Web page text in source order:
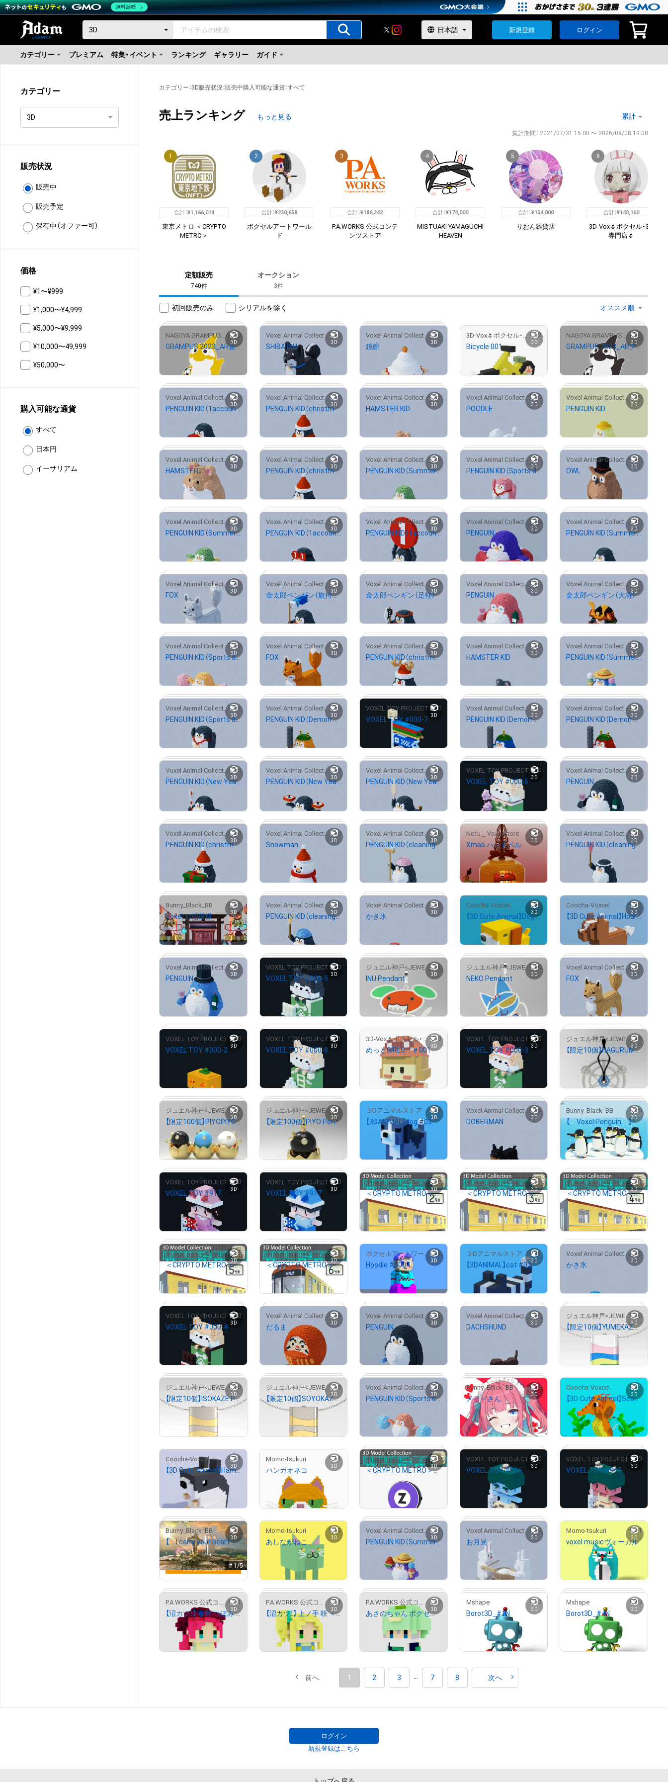
新規登録 ログイン
カテゴリー プレミアム 特集・イベント ランキング ギャラリー ガイド
カテゴリー
販売状況
販売中
販売予定
保有中（オファー可）
価格
¥1〜¥999
¥1,000〜¥4,999
¥5,000〜¥9,999
¥10,000〜49,999
¥50,000〜
購入可能な通貨
すべて
日本円
イーサリアム
カテゴリー ：3D販売状況：販売中購入可能な通貨：すべて
売上ランキング もっと見る
集計期間： 2021/07/31 15:00 〜 2026/08/08 19:00
1
合計：¥1,166,014
東京メトロ ＜CRYPTO
METRO＞
2
合計：¥230,658
ボクセルアートワール
ド
3
合計：¥186,342
P.A.WORKS 公式コンテ
ンツストア
4
合計：¥174,000
MISTUAKI YAMAGUCHI
HEAVEN
5
合計：¥154,000
りおん雑貨店
6
合計：¥148,160
3D-Vox🌷ボクセル・3D
専門店🌷
定額販売
740件
オークション
3件
初回販売のみ シリアルを除く
# 91/758
3D
NAGOYA GRAMPUS NFT COLLECTION 0
GRAMPUS 2023_AR金鯱グランパスくん
2,000
# 14/20
3D
Voxel Animal Collection 0
SHIBA INU
500
# 7/100
3D
Voxel Animal Collection 0
鏡餅
3D
3D-Vox🌷ボクセル・3D専門店🌷 2
Bicycle 001
# 12989/32000
3D
NAGOYA GRAMPUS NFT COLLECTION 0
GRAMPUS 2023_ARグランパスくん
1,000
# 295/3333
3D
Voxel Animal Collection 0
PENGUIN KID（1account typeA）
# 40/100
3D
Voxel Animal Collection 0
PENGUIN KID（christmas style）
# 6/20
3D
Voxel Animal Collection 0
HAMSTER KID
# 40/1000
3D
Voxel Animal Collection 0
POODLE
# 3/100
3D
Voxel Animal Collection 0
PENGUIN KID
# 3/100
3D
Voxel Animal Collection 0
HAMSTER
500
# 65/100
3D
Voxel Animal Collection 0
PENGUIN KID（christmas style）
# 6/50
3D
Voxel Animal Collection 0
PENGUIN KID（Summer style）
# 13/20
3D
Voxel Animal Collection 0
PENGUIN KID（Sports day style）
# 8/100
3D
Voxel Animal Collection 0
OWL
# 4/50
3D
Voxel Animal Collection 0
PENGUIN KID（Summer style）
# 172/3333
3D
Voxel Animal Collection 0
PENGUIN KID（1account typeC）
# 670/3334
3D
Voxel Animal Collection 0
PENGUIN KID（1account typeB）
# 1/100
3D
Voxel Animal Collection 0
PENGUIN
500
# 14/20
3D
Voxel Animal Collection 0
PENGUIN KID（Summer style）
# 20/100
3D
Voxel Animal Collection 0
FOX
# 49/200
3D
Voxel Animal Collection 0
金太郎ペンギン（旗持ち）
# 46/200
3D
Voxel Animal Collection 0
金太郎ペンギン（足軽）
# 5/100
3D
Voxel Animal Collection 0
PENGUIN
500
# 67/200
3D
Voxel Animal Collection 0
金太郎ペンギン（大将）
# 5/100
3D
Voxel Animal Collection 0
PENGUIN KID（Sports day style）
# 11/100
3D
Voxel Animal Collection 0
FOX
500
# 34/100
3D
Voxel Animal Collection 0
PENGUIN KID（christmas style）
# 18/20
3D
Voxel Animal Collection 0
HAMSTER KID
# 5/20
3D
Voxel Animal Collection 0
PENGUIN KID（Summer style）
1,000
# 19/20
3D
Voxel Animal Collection 1
PENGUIN KID（Sports day style）
# 20/100
3D
Voxel Animal Collection 0
PENGUIN KID（Demon style）
# 34/428
3D
VOXEL TOY PROJECT 0
VOXEL TOY #000-7
# 92/100
3D
Voxel Animal Collection 0
PENGUIN KID（Demon style）
# 12/100
3D
Voxel Animal Collection 0
PENGUIN KID（Demon style）
# 58/100
3D
Voxel Animal Collection 0
PENGUIN KID（New Year style）
# 4/100
3D
Voxel Animal Collection 0
PENGUIN KID（New Year style）
500
# 46/100
3D
Voxel Animal Collection 0
PENGUIN KID（New Year style）
# 12/428
3D
VOXEL TOY PROJECT 0
VOXEL TOY #000-6
500
SET 2
# 10/100
3D
Voxel Animal Collection 0
PENGUIN
セット価格 ¥500
# 42/100
3D
Voxel Animal Collection 0
PENGUIN KID（christmas style）
# 41/100
3D
Voxel Animal Collection 0
Snowman
# 9/100
3D
Voxel Animal Collection 0
PENGUIN KID（cleaning style）
# 2/5
3D
Nofu＿VoxelStore 0
Xmas ハンドベル
3,000
売出し（初回販売）
# 27/100
3D
Voxel Animal Collection 0
PENGUIN KID（cleaning style）
# 4/5
3D
Bunny_Black_BB 0
Voxel:お稲荷様
¥2,000
# 3/100
3D
Voxel Animal Collection 0
PENGUIN KID（cleaning style）
# 8/100
3D
Voxel Animal Collection 0
かき氷
3D
Coocha-Voxcel 1
【3D Cute Animal】Dog #5
2,000
3D
Coocha-Voxcel 1
【3D Cute Animal】Hourse #2
2,000
# 1/100
3D
Voxel Animal Collection 0
PENGUIN
500
# 75/428
3D
VOXEL TOY PROJECT 0
VOXEL TOY #000-5
# 1/100
3D
ジュエル神戸<JEWEL KOBE> 0
INU Pendant
¥500
売出し（初回販売）
# 1/100
3D
ジュエル神戸<JEWEL KOBE> 0
NEKO Pendant
500
売出し（初回販売）
# 5/100
3D
Voxel Animal Collection 0
FOX
500
# 12/428
3D
VOXEL TOY PROJECT 0
VOXEL TOY #000-2
# 27/428
3D
VOXEL TOY PROJECT 1
VOXEL TOY #000-8
3D
3D-Vox🌷ボクセル・3D専門店🌷 3
めっとGIRLS ＃001
19,800
# 2/428
3D
VOXEL TOY PROJECT 0
VOXEL TOY #000-3
# 2/10
3D
ジュエル神戸<JEWEL KOBE> 1
【限定10個】HAGURUMA Pendant
5,000
売出し（初回販売）
# 2/100
3D
ジュエル神戸<JEWEL KOBE> 1
【限定100個】PIYOPIYOPIYO Pendant
1,000
売出し（初回販売）
# 2/100
3D
ジュエル神戸<JEWEL KOBE> 2
【限定100個】PIYO Pendant
1,000
売出し（初回販売）
3D
３Dアニマルストア 7
【3DANIMAL】dog #03
28,000
# 162/1000
3D
Voxel Animal Collection 0
DOBERMAN
# 3/5
3D
Bunny_Black_BB 0
【 Voxel:Penguin 】
¥2,000
売出し（初回販売）
# 1/5
3D
VOXEL TOY PROJECT 0
VOXEL TOY #917
1,500
売出し（初回販売）
# 1/5
3D
VOXEL TOY PROJECT 0
VOXEL TOY #917
1,500
売出し（初回販売）
# 200/200
3D
東京メトロ ＜CRYPTO METRO＞ 1
＜CRYPTO METRO＞1000系3DモデリングNFT 標準車「2号車」ver
2,000
# 200/200
3D
東京メトロ ＜CRYPTO METRO＞ 1
＜CRYPTO METRO＞1000系3DモデリングNFT 標準車「3号車」ver
2,000
# 200/200
3D
東京メトロ ＜CRYPTO METRO＞ 1
＜CRYPTO METRO＞1000系3DモデリングNFT 標準車「4号車」ver
2,000
# 200/200
3D
東京メトロ ＜CRYPTO METRO＞ 1
＜CRYPTO METRO＞1000系3DモデリングNFT 標準車「5号車」ver
2,000
# 200/200
3D
東京メトロ ＜CRYPTO METRO＞ 1
＜CRYPTO METRO＞1000系3DモデリングNFT 標準車「6号車」ver
4,000
3D
ボクセルアートワールド 0
Hoodie #0004
32,800
3D
３Dアニマルストア 11
【3DANIMAL】cat #02
28,000
# 4/100
3D
Voxel Animal Collection 0
かき氷
# 23/428
3D
VOXEL TOY PROJECT 0
VOXEL TOY #000-4
# 30/100
3D
Voxel Animal Collection 0
だるま
# 26/100
3D
Voxel Animal Collection 0
PENGUIN
1,000
# 205/1000
3D
Voxel Animal Collection 0
DACHSHUND
# 2/10
3D
ジュエル神戸<JEWEL KOBE> 0
【限定10個】YUMEKAZE Pendant Necklace
5,000
売出し（初回販売）
# 2/10
3D
ジュエル神戸<JEWEL KOBE> 0
【限定10個】ISOKAZE Pendant Necklace
5,000
売出し（初回販売）
# 2/10
3D
ジュエル神戸<JEWEL KOBE> 0
【限定10個】SOYOKAZE Pendant Necklace
5,000
売出し（初回販売）
# 3/100
3D
Voxel Animal Collection 0
PENGUIN KID（Sports day style）
3D
Bunny_Black_BB 0
メイドさん
¥2,000
売出し（初回販売）
3D
Coocha-Voxcel 4
【3D Cute Animal】Seahorse #1
¥500
売出し（初回販売）
3D
Coocha-Voxcel 1
【3D Cute Animal】Hamster #4
500
売出し（初回販売）
3D
Momo-tsukuri 1
ハンガオネコ
1,500
# 173/200
3D
東京メトロ ＜CRYPTO METRO＞ 0
＜CRYPTO METRO＞路線マークモデリング_半蔵門線NFT
# 2/5
3D
VOXEL TOY PROJECT 0
VOXEL TOY #916
1,500
売出し（初回販売）
# 2/5
3D
VOXEL TOY PROJECT 0
VOXEL TOY #915
1,500
売出し（初回販売）
# 1/5
3D
Bunny_Black_BB 1
【 I carry your heart with me 】
¥1,000
売出し（初回販売）
3D
Momo-tsukuri 3
あしながねこ
# 5/20
3D
Voxel Animal Collection 1
PENGUIN KID（Summer style）
# 47/50
3D
Voxel Animal Collection 0
お月見
500
3D
Momo-tsukuri 1
voxel musicヴォーカル
1,000
3D
P.A.WORKS 公式コンテンツストア 1
【沼カツ！】 春野 つぼみ ＜ボクセルアート＞
10,000
3D
P.A.WORKS 公式コンテンツストア 1
【沼カツ！】 上ノ手 咲 ＜ボクセルアート＞
10,000
# 2/3
3D
P.A.WORKS 公式コンテンツストア 1
あさのちゃん ボクセルアート
3D
Mshape 2
Borot3D_#1N
1,000
売出し（初回販売）
3D
Mshape 0
Borot3D_#4N
1,000
売出し（初回販売）
前へ 1 2 3 7 8 次へ
ログイン
新規登録はこちら
無料診断